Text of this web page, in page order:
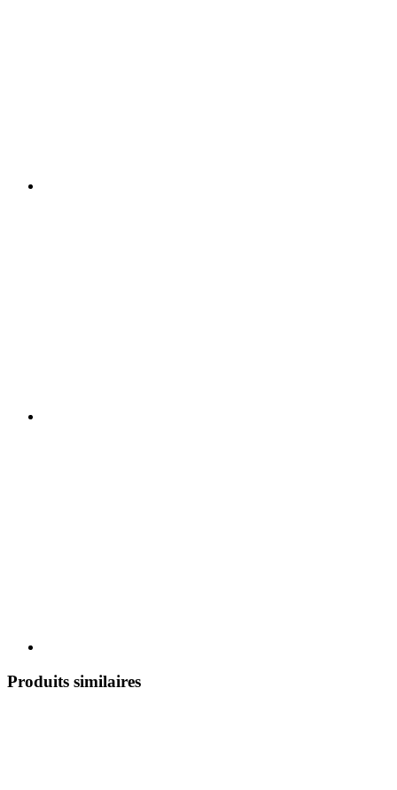
Produits similaires